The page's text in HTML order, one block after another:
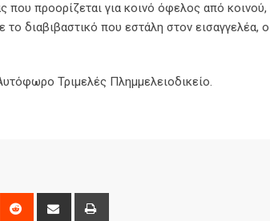
προορίζεται για κοινό όφελος από κοινού,
διαβιβαστικό που εστάλη στον εισαγγελέα,
Τριμελές Πλημμελειοδικείο.
Pinterest Reddit
Share